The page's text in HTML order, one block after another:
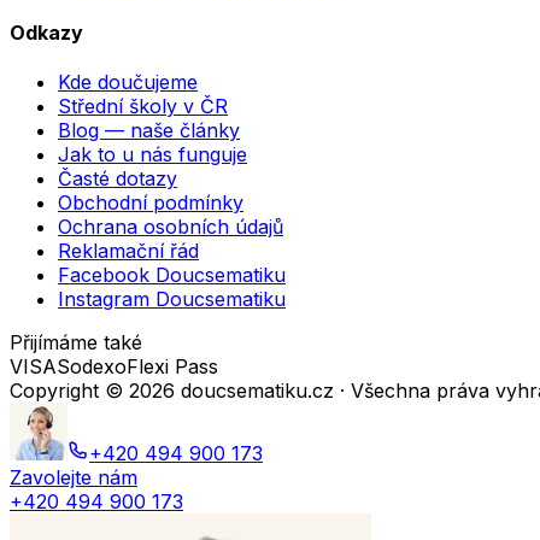
Odkazy
Kde doučujeme
Střední školy v ČR
Blog — naše články
Jak to u nás funguje
Časté dotazy
Obchodní podmínky
Ochrana osobních údajů
Reklamační řád
Facebook Doucsematiku
Instagram Doucsematiku
Přijímáme také
VISASodexoFlexi Pass
Copyright © 2026 doucsematiku.cz · Všechna práva
+420 494 900 173
Zavolejte nám
+420 494 900 173